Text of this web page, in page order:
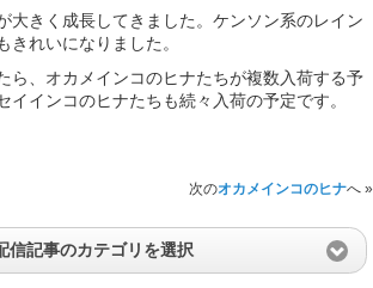
大きく成長してきました。ケンソン系のレイン
きれいになりました。
ら、オカメインコのヒナたちが複数入荷する予
イインコのヒナたちも続々入荷の予定です。
次のオカメインコのヒナへ »
信記事のカテゴリを選択